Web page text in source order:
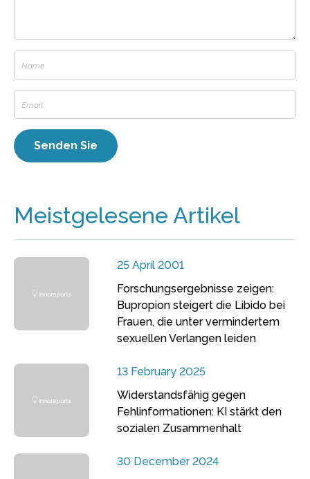
Meistgelesene Artikel
25 April 2001
Forschungsergebnisse zeigen:
Bupropion steigert die Libido bei
Frauen, die unter vermindertem
sexuellen Verlangen leiden
13 February 2025
Widerstandsfähig gegen
Fehlinformationen: KI stärkt den
sozialen Zusammenhalt
30 December 2024